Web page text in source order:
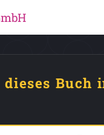
dieses Buch